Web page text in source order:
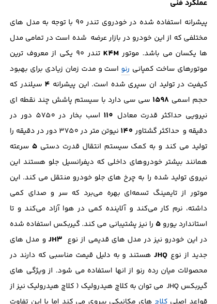
عملکرد فنی
پیشرانه استفاده شده در خودروی تندر 90 با توجه به مدل های
مختلفی که از این خودرو در بازار عرضه شده است در تمامی مدل
ها یکسان می باشد. موتور K4M
تندر 90 یکی از معروف ترین
موتورهای ساخت کمپانی رنو است و مدت زمان زیادی برای بهبود
کیفیت در تولید ان سپری شده است. این پیشرانه 4 سیلندر که
حجم اسمی 1598 سی سی دارد با سیستم پاشش چند نقطه ای
نیرویی حداکثر قدرت معادل 110
اسب بخار در 5750 دور در
دقیقه و حداکثر گشتاور 140
نیوتن متر در 3750 دور در دقیقه را
تولید می کند و به کمک سیستم انتقال قدرت دستی5 سرعته
همانند بیشتر خودروهای داخلی که دیفرانسیل جلو هستند این
نیروی تولید شده را به چرخ های جلو خودرو منتقل می کند. این
موتور از تایمینگ تسمه‌ای بهره می‌برد که سر و صدای کمی
داشته، نرم کار می‌کند و آلاینده کمی در هوا آزاد می‌کند و تا
استاندارد یورو5 را نیز پشتیبانی می کند. گیربکس استفاده شده
در این خودرو نیز در مدل های قدیمی از نوع JH3و مدل های
جدید از نوع JHQهستند و به دلیل قیمت مناسبی که دارند در
محصولات میان رده رنو از انها استفاده می شود. از ویژگی های
گیربکس JHQ می توان به کلاچ هیدرولیک ( کلاچ هیدرولیک نیز از
قواعد اصلیکلاچ های مکانیکی پیروی می کند اما با این تفاوت